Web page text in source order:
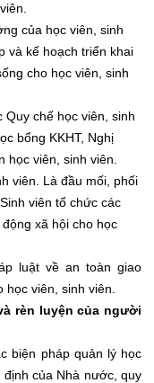
của học viên, sinh
và kế hoạch triển khai
cho học viên, sinh
chế học viên, sinh
bổng KKHT, Nghị
viên, sinh viên.
viên. Là đầu mối, phối
viên tổ chức các
xã hội cho học
luật về an toàn giao
viên, sinh viên.
rèn luyện của người
biện pháp quản lý học
của Nhà nước, quy